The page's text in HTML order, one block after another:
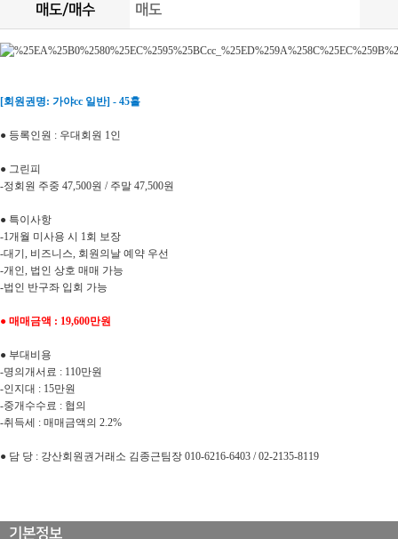
매도/매수 매도
[회원권명: 가야cc 일반] - 45홀
● 등록인원 : 우대회원 1인
● 그린피
-정회원 주중 47,500원 / 주말 47,500원
● 특이사항
-1개월 미사용 시 1회 보장
-대기, 비즈니스, 회원의날 예약 우선
-개인, 법인 상호 매매 가능
-법인 반구좌 입회 가능
● 매매금액 : 19,600만원
● 부대비용
-명의개서료 : 110만원
-인지대 : 15만원
-중개수수료 : 협의
-취득세 : 매매금액의 2.2%
● 담 당 : 강산회원권거래소 김종근팀장 010-6216-6403 / 02-2135-8119 ​
기본정보